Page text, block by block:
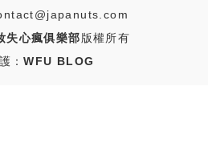
失心瘋俱樂部版權所有
：WFU BLOG